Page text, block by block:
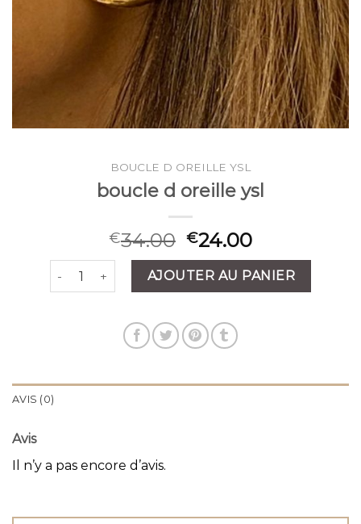
BOUCLE D OREILLE YSL
boucle d oreille ysl
€34.00 €24.00
quantité de boucle d oreille ysl
AJOUTER AU PANIER
AVIS (0)
Avis
Il n’y a pas encore d’avis.